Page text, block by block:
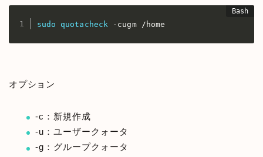
sudo quotacheck -cugm /home
オプション
-c：新規作成
-u：ユーザークォータ
-g：グループクォータ